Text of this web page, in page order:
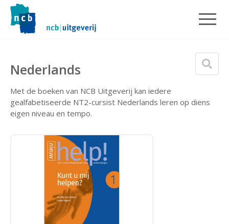
Nederlands
Met de boeken van NCB Uitgeverij kan iedere
gealfabetiseerde NT2-cursist Nederlands leren op diens
eigen niveau en tempo.